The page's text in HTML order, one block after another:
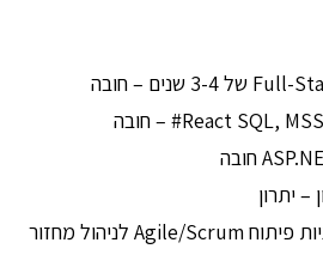
יתרון
הבנה מעמיקה במתודולוגיות פיתוח Agile/Scrum לניהול מחזור